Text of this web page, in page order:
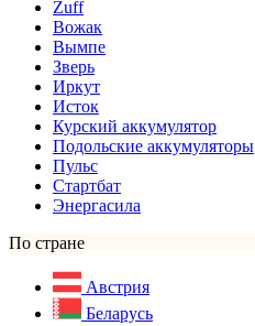
Zuff
Вожак
Вымпе
Зверь
Иркут
Исток
Курский аккумулятор
Подольские аккумуляторы
Пульс
Стартбат
Энергасила
По стране
Австрия
Беларусь